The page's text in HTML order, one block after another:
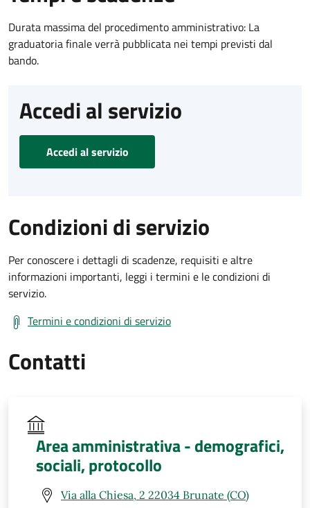
Durata massima del procedimento amministrativo: La
graduatoria finale verrà pubblicata nei tempi previsti dal
bando.
Accedi al servizio
Accedi al servizio
Condizioni di servizio
Per conoscere i dettagli di scadenze, requisiti e altre
informazioni importanti, leggi i termini e le condizioni di
servizio.
Termini e condizioni di servizio
Contatti
Area amministrativa - demografici,
sociali, protocollo
Via alla Chiesa, 2 22034 Brunate (CO)